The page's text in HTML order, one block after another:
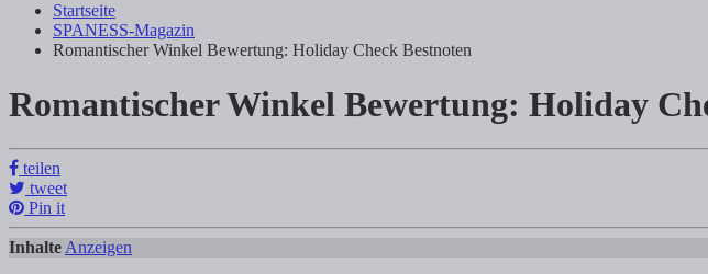
Startseite
SPANESS-Magazin
Romantischer Winkel Bewertung: Holiday Check Bestnoten
Tanja Klindworth
Inhalte Anzeigen 1) Romantischer Winkel HolidyCheck Award 2018 1.1) Romantischer Winkel:
Romantischer Winkel Bewertung: Holiday
teilen
tweet
Pin it
Inhalte Anzeigen